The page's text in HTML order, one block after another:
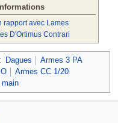
rapport avec Lames
D'Ortimus Contrari
: Dagues
Armes 3 PA
Armes CC 1/20
main